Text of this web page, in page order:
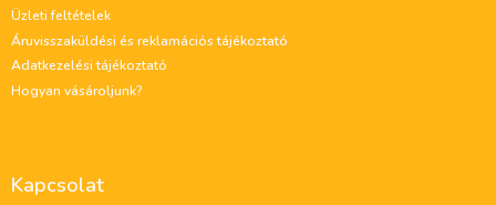
Üzleti feltételek
Áruvisszaküldési és reklamációs tájékoztató
Adatkezelési tájékoztató
Hogyan vásároljunk?
Kapcsolat